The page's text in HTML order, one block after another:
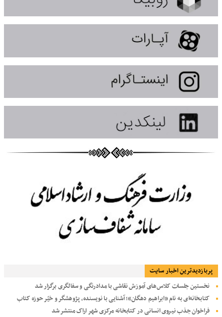
پربازديدترين اخبار سایت
نخستین جلسات کلاس‌های آموزش نقاشی با مدادرنگی و سفالگری برگزار شد
کتابخانه‌ای به نام «ابراهیم دهگان»؛ آشنایی با نویسنده، پژوهشگر و خیّر حوزه کتاب
فراخوان جذب نیروی انسانی در کتابخانه مرکزی شهر اراک منتشر شد